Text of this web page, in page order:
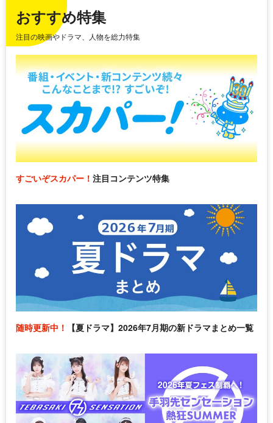
おすすめ特集
注目の映画やドラマ、人物を総力特集
すごいぞスカパー！ 注目コンテンツ特集
随時更新中！ 【夏ドラマ】2026年7月期の新ドラマまとめ一覧